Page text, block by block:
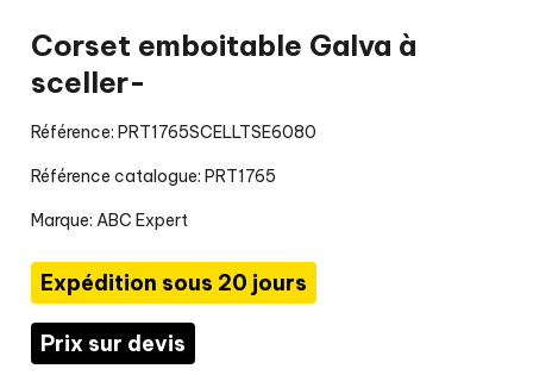
Corset emboitable Galva à
sceller-
Référence: PRT1765SCELLTSE6080
Référence catalogue: PRT1765
Marque: ABC Expert
Expédition sous 20 jours
Prix sur devis